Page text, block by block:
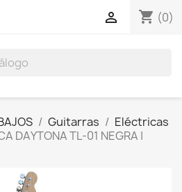
shopping_cart (0)

Guitarras
Eléctricas
DAYTONA TL-01 NEGRA |